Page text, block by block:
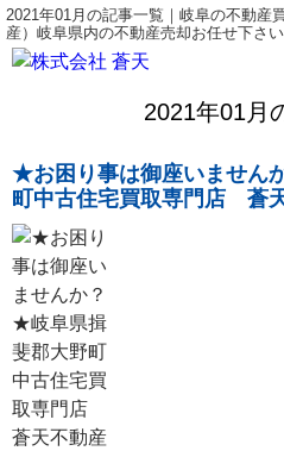
2021年01月の記事一覧｜岐阜の不動産
産）岐阜県内の不動産売却お任せ下さい
2021年01月
★お困り事は御座いません
町中古住宅買取専門店 蒼